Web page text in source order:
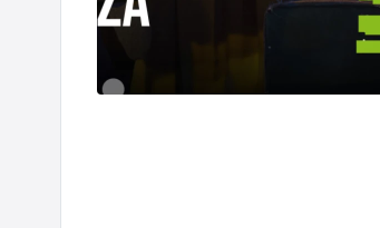
Semināri